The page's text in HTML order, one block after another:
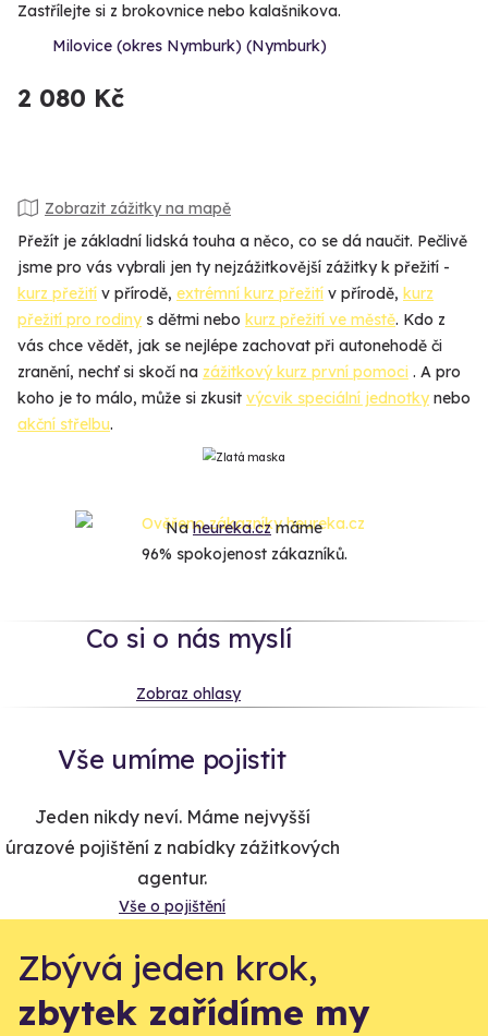
Zastřílejte si z brokovnice nebo kalašnikova.
Milovice (okres Nymburk) (Nymburk)
2 080 Kč
Zobrazit zážitky na mapě
Přežít je základní lidská touha a něco, co se dá naučit. Pečlivě
jsme pro vás vybrali jen ty nejzážitkovější zážitky k přežití -
kurz přežití v přírodě, extrémní kurz přežití v přírodě, kurz
přežití pro rodiny s dětmi nebo kurz přežití ve městě. Kdo z
vás chce vědět, jak se nejlépe zachovat při autonehodě či
zranění, nechť si skočí na zážitkový kurz první pomoci . A pro
koho je to málo, může si zkusit výcvik speciální jednotky nebo
akční střelbu.
Naheureka.czmáme
96% spokojenost zákazníků.
Co si o nás myslí
Zobraz ohlasy
Vše umíme pojistit
Jeden nikdy neví. Máme nejvyšší
úrazové pojištění z nabídky zážitkových
agentur.
Vše o pojištění
Zbývá jeden krok,
zbytek zařídíme my